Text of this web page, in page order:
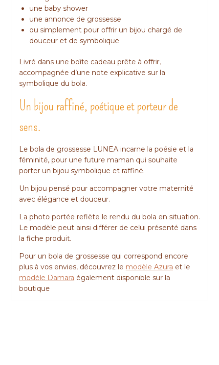
une baby shower
une annonce de grossesse
ou simplement pour offrir un bijou chargé de
douceur et de symbolique
Livré dans une boîte cadeau prête à offrir,
accompagnée d’une note explicative sur la
symbolique du bola.
Un bijou raffiné, poétique et porteur de
sens.
Le bola de grossesse LUNEA incarne la poésie et la
féminité, pour une future maman qui souhaite
porter un bijou symbolique et raffiné.
Un bijou pensé pour accompagner votre maternité
avec élégance et douceur.
La photo portée reflète le rendu du bola en situation.
Le modèle peut ainsi différer de celui présenté dans
la fiche produit.
Pour un bola de grossesse qui correspond encore
plus à vos envies, découvrez le modèle Azura et le
modèle Damara également disponible sur la
boutique